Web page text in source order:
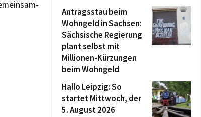
Antragsstau beim
Wohngeld in Sachsen:
Sächsische Regierung
plant selbst mit
Millionen-Kürzungen
beim Wohngeld
Hallo Leipzig: So
startet Mittwoch, der
5. August 2026